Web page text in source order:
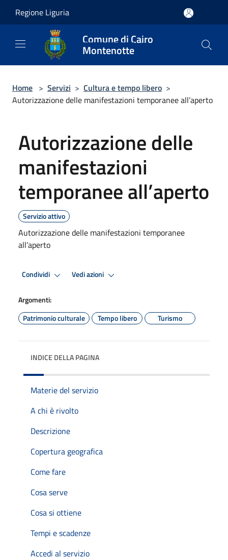
Regione Liguria
Comune di Cairo
Montenotte
Home > Servizi > Cultura e tempo libero >
Autorizzazione delle manifestazioni temporanee all’aperto
Autorizzazione delle
manifestazioni
temporanee all’aperto
Servizio attivo
Autorizzazione delle manifestazioni temporanee
all’aperto
Condividi Vedi azioni
Argomenti:
Patrimonio culturale
Tempo libero Turismo
INDICE DELLA PAGINA
Materie del servizio
A chi è rivolto
Descrizione
Copertura geografica
Come fare
Cosa serve
Cosa si ottiene
Tempi e scadenze
Accedi al servizio